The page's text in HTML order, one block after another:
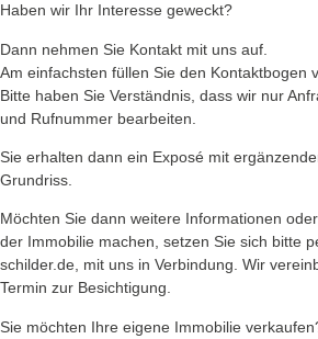
Haben wir Ihr Interesse geweckt?
Dann nehmen Sie Kontakt mit uns auf.
Am einfachsten füllen Sie den Kontaktbogen
Bitte haben Sie Verständnis, dass wir nur
und Rufnummer bearbeiten.
Sie erhalten dann ein Exposé mit
Grundriss.
Möchten Sie dann weitere Informationen
der Immobilie machen, setzen Sie sich bitte
schilder.de, mit uns in Verbindung. Wir
Termin zur Besichtigung.
Sie möchten Ihre eigene Immobilie